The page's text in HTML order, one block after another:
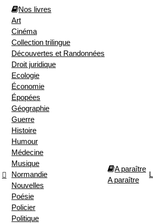
Nos livres
Art
Cinéma
Collection trilingue
Découvertes et Randonnées
Droit juridique
Ecologie
Économie
Épopées
Géographie
Guerre
Histoire
Humour
Médecine
Musique
Normandie
Nouvelles
Poésie
Policier
Politique
A paraître
A paraître